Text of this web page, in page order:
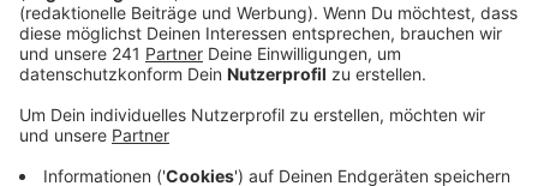
erneut die Bürger in Sachen Umbau mitreden
können – aktuell sind zwei Varianten im Rennen.
Schon im September soll die Politik sich für eine
aussprechen.